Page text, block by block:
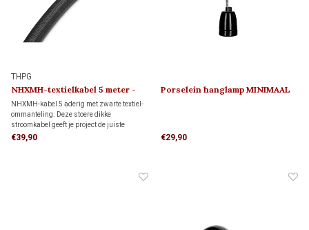
THPG
NHXMH-textielkabel 5 meter -
2,5 mm²
NHXMH-kabel 5 aderig met zwarte textiel-
ommanteling. Deze stoere dikke
stroomkabel geeft je project de juiste
industriële uitstraling en is geschikt om
€39,90
Porselein hanglamp MINIMAAL
€29,90